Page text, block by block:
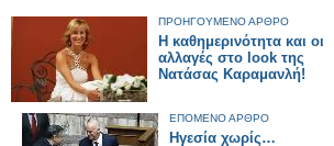
ΠΡΟΗΓΟΥΜΕΝΟ ΑΡΘΡΟ
Η καθημερινότητα και οι
αλλαγές στο look της
Νατάσας Καραμανλή!
ΕΠΟΜΕΝΟ ΑΡΘΡΟ
Ηγεσία χωρίς…